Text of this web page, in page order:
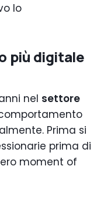
lo
più digitale
nel settore
Prima si
prima di
moment of